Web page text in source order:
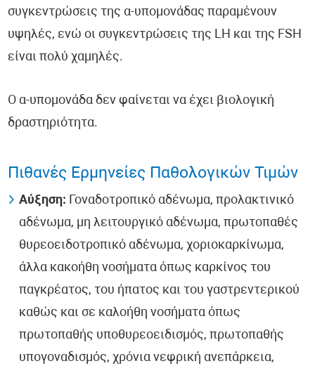
συγκεντρώσεις της α-υπομονάδας παραμένουν
υψηλές, ενώ οι συγκεντρώσεις της LH και της FSH
είναι πολύ χαμηλές.
Ο α-υπομονάδα δεν φαίνεται να έχει βιολογική
δραστηριότητα.
Πιθανές Ερμηνείες Παθολογικών Τιμών
Αύξηση: Γοναδοτροπικό αδένωμα, προλακτινικό
αδένωμα, μη λειτουργικό αδένωμα, πρωτοπαθές
θυρεοειδοτροπικό αδένωμα, χοριοκαρκίνωμα,
άλλα κακοήθη νοσήματα όπως καρκίνος του
παγκρέατος, του ήπατος και του γαστρεντερικού
καθώς και σε καλοήθη νοσήματα όπως
πρωτοπαθής υποθυρεοειδισμός, πρωτοπαθής
υπογοναδισμός, χρόνια νεφρική ανεπάρκεια,